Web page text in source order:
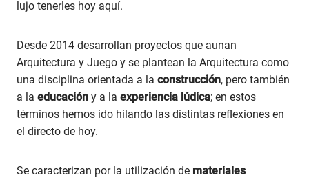
lujo tenerles hoy aquí.
Desde 2014 desarrollan proyectos que aunan
Arquitectura y Juego y se plantean la Arquitectura como
una disciplina orientada a la construcción, pero también
a la educación y a la experiencia lúdica; en estos
términos hemos ido hilando las distintas reflexiones en
el directo de hoy.
Se caracterizan por la utilización de materiales